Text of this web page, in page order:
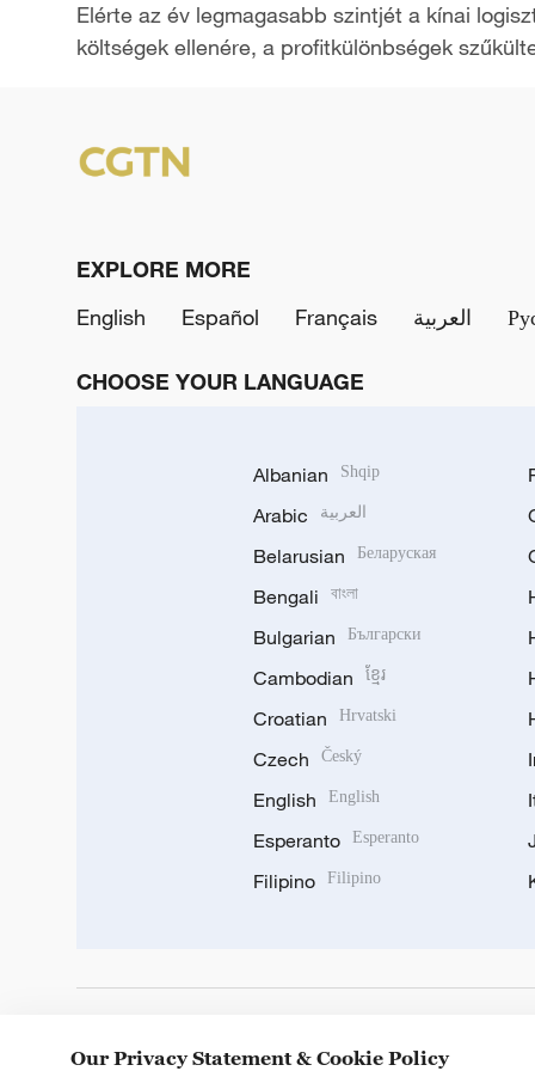
a
i
Elérte az év legmagasabb szintjét a kínai
költségek ellenére, a profitkülönbségek
EXPLORE MORE
English
Español Français العربية
CHOOSE YOUR LANGUAGE
Albanian Shqip
Arabic العربية
Belarusian Беларуская
Bengali বাংলা
Bulgarian Български
Cambodian ខ្មែរ
Croatian Hrvatski
Czech Český
English English
Esperanto Esperanto
Filipino Filipino
Our Privacy Statement & Cookie Policy